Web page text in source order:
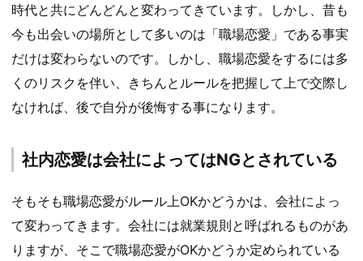
時代と共にどんどんと変わってきています。しかし、昔も
今も出会いの場所として多いのは「職場恋愛」である事実
だけは変わらないのです。しかし、職場恋愛をするには多
くのリスクを伴い、きちんとルールを把握して上で交際し
なければ、後で自分が後悔する事になります。
社内恋愛は会社によってはNGとされている
そもそも職場恋愛がルール上OKかどうかは、会社によっ
て変わってきます。会社には就業規則と呼ばれるものがあ
りますが、そこで職場恋愛がOKかどうか定められている